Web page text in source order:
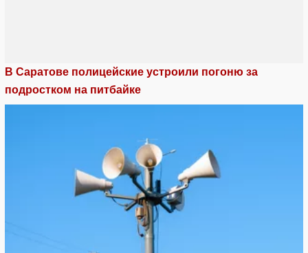
В Саратове полицейские устроили погоню за
подростком на питбайке